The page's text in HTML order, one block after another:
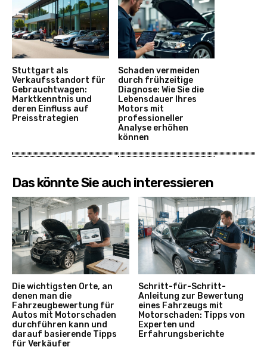
Stuttgart als
Verkaufsstandort für
Gebrauchtwagen:
Marktkenntnis und
deren Einfluss auf
Preisstrategien
Schaden vermeiden
durch frühzeitige
Diagnose: Wie Sie die
Lebensdauer Ihres
Motors mit
professioneller
Analyse erhöhen
können
Das könnte Sie auch interessieren
Die wichtigsten Orte, an
denen man die
Fahrzeugbewertung für
Autos mit Motorschaden
durchführen kann und
darauf basierende Tipps
für Verkäufer
Schritt-für-Schritt-
Anleitung zur Bewertung
eines Fahrzeugs mit
Motorschaden: Tipps von
Experten und
Erfahrungsberichte